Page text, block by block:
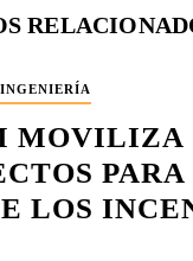
MOVILIZA
LOS